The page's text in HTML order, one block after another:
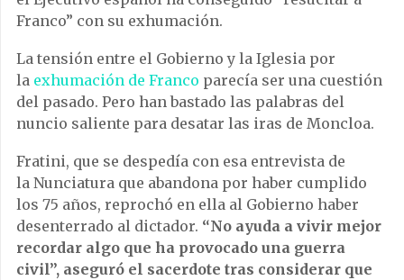
Franco” con su exhumación.
La tensión entre el Gobierno y la Iglesia por
la exhumación de Franco parecía ser una cuestión
del pasado. Pero han bastado las palabras del
nuncio saliente para desatar las iras de Moncloa.
Fratini, que se despedía con esa entrevista de
la Nunciatura que abandona por haber cumplido
los 75 años, reprochó en ella al Gobierno haber
desenterrado al dictador. “No ayuda a vivir mejor
recordar algo que ha provocado una guerra
civil”, aseguró el sacerdote tras considerar que